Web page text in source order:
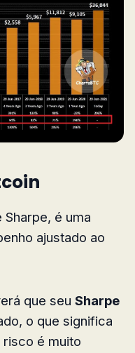
Sharpe, é uma
ajustado ao
que seu Sharpe
o que significa
risco é muito